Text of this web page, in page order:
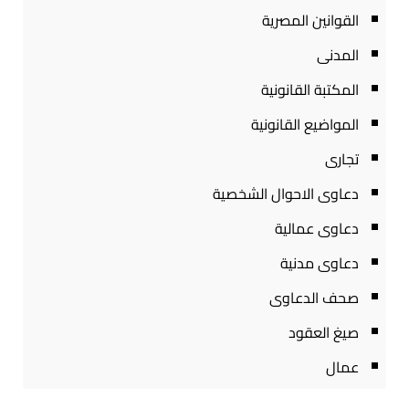
القوانين المصرية
المدنى
المكتبة القانونية
المواضيع القانونية
تجارى
دعاوى الاحوال الشخصية
دعاوى عمالية
دعاوى مدنية
صحف الدعاوى
صيغ العقود
عمال